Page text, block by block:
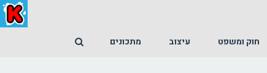
חוק ומשפט עיצוב מתכונים